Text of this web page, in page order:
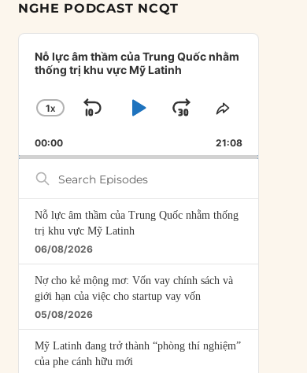
NGHE PODCAST NCQT
Audio
Player
Nỗ lực âm thầm của Trung Quốc nhằm
thống trị khu vực Mỹ Latinh
CHANGE
RATE
1X
SKIP
BACKWARD
PLAYJUMP
FORWARD
SHARE
EPISODE
00:00 21:08
Search
Episodes
Nỗ lực âm thầm của Trung Quốc nhằm thống
trị khu vực Mỹ Latinh
06/08/2026
Nợ cho kẻ mộng mơ: Vốn vay chính sách và
giới hạn của việc cho startup vay vốn
05/08/2026
Mỹ Latinh đang trở thành “phòng thí nghiệm”
của phe cánh hữu mới